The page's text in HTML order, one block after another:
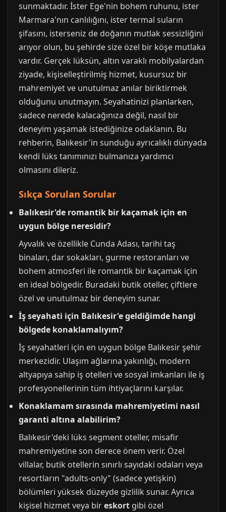
sunmaktadır. İster Ege'nin bohem ruhunu, ister
Marmara'nın canlılığını, ister termal suların
şifasını, isterseniz de doğanın mutlak sessizliğini
arıyor olun, bu şehirde size özel bir köşe mutlaka
vardır. Gerçek lüksün, altın varaklı mobilyalardan
ziyade, kişiselleştirilmiş hizmet, kusursuz bir
mahremiyet ve unutulmaz anılar biriktirmek
olduğunu unutmayın. Seyahatinizi planlarken,
sadece nerede kalacağınıza değil, nasıl bir
deneyim yaşamak istediğinize odaklanın. Bu
rehberin, Balıkesir'in sunduğu ayrıcalıklı dünyada
kendi lüks tanımınızı bulmanıza yardımcı
olmasını dileriz.
Sıkça Sorulan Sorular
Balıkesir'de romantik bir kaçamak için en
uygun bölge neresidir?
Ayvalık ve özellikle Cunda Adası, tarihi taş
binaları, dar sokakları, gurme restoranları ve
bohem atmosferi ile romantik bir kaçamak için
en ideal bölgedir. Buradaki butik oteller, çiftlere
özel ve unutulmaz bir deneyim sunar.
İş seyahati için Balıkesir'e geldiğimde hangi
bölgede konaklamalıyım?
İş seyahatleri için en uygun bölge Balıkesir şehir
merkezidir. Ulaşım ağlarına yakınlığı, modern
altyapıya sahip iş otelleri ve sosyal imkanları ile iş
profesyonellerinin tüm ihtiyaçlarını karşılar.
Konaklamam sırasında mahremiyetimi nasıl
garanti altına alabilirim?
Balıkesir'deki lüks segment oteller, misafir
mahremiyetine son derece önem verir. Özel
villalar, butik otellerin sınırlı sayıdaki odaları veya
resortların "adults-only" (sadece yetişkin)
bölümleri yüksek düzeyde gizlilik sunar. Ayrıca
kişisel hizmet veya bireskort gibi özel